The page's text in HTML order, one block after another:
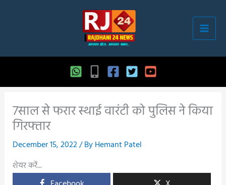
7साल से फरार स्थाई वारंटी को पुलिस ने किया
गिरफ्तार
December 15, 2022/ ByHemant Patel
शेयर करें...